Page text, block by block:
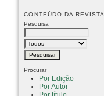
CONTEÚDO DA REVISTA
Pesquisa
Procurar
Por Edição
Por Autor